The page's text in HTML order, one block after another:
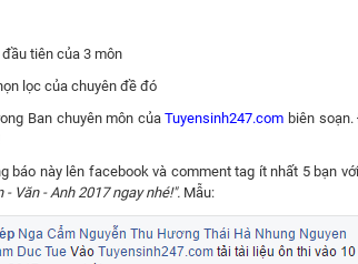
tiên của 3 môn
lọc của chuyên đề đó
Ban chuyên môn củaTuyensinh247.com biên
báo này lên facebook và comment tag ít nhất 5 bạn
Văn - Anh 2017 ngay nhé!". Mẫu: